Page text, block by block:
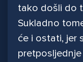
tako došli do
Sukladno
će i ostati, jer